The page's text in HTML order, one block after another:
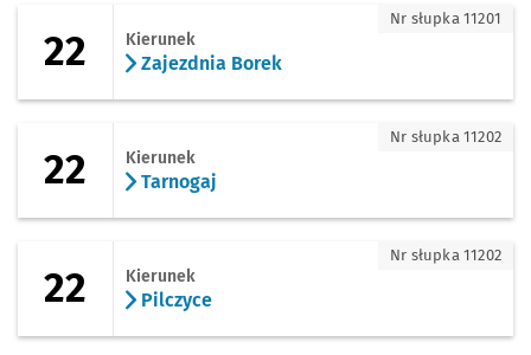
22 - kierunek Zajezdnia Borek
22 Kierunek
Zajezdnia Borek
Nr słupka 11201
22 Kierunek
Tarnogaj
Nr słupka 11202
22 Kierunek
Pilczyce
Nr słupka 11202